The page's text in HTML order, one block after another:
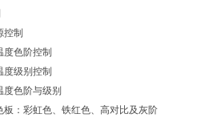
控制
度色阶控制
度级别控制
度色阶与级别
板：彩虹色、铁红色、高对比及灰阶